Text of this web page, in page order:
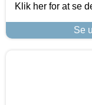
Klik her for at se
Se